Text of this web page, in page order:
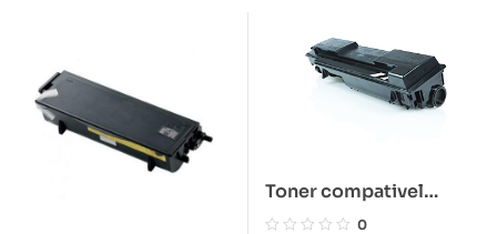
Toner compativel
Kyocera TK-440
0